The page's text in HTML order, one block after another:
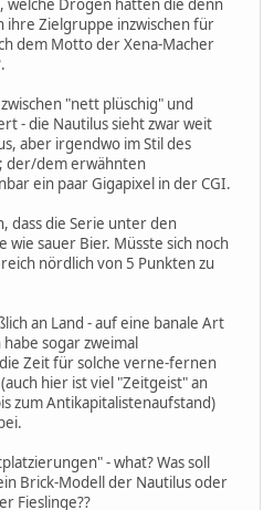
ihre Zielgruppe inzwischen für
dem Motto der Xena-Macher
"nett plüschig" und
- die Nautilus sieht zwar weit
aber irgendwo im Stil des
der/dem erwähnten
ein paar Gigapixel in der CGI.
dass die Serie unter den
sauer Bier. Müsste sich noch
nördlich von 5 Punkten zu
an Land - auf eine banale Art
habe sogar zweimal
Zeit für solche verne-fernen
hier ist viel "Zeitgeist" an
zum Antikapitalistenaufstand)
- what? Was soll
Brick-Modell der Nautilus oder
Fieslinge??